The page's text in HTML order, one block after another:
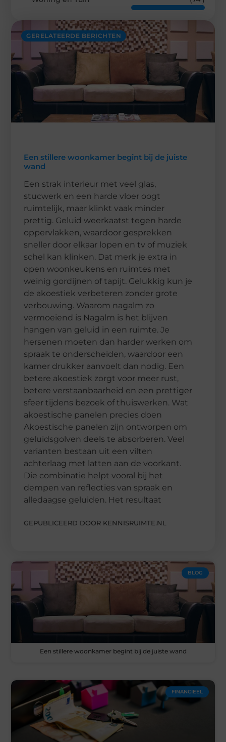
GERELATEERDE BERICHTEN
Een stillere woonkamer begint bij de juiste
wand
Een strak interieur met veel glas,
stucwerk en een harde vloer oogt
ruimtelijk, maar klinkt vaak minder
prettig. Geluid weerkaatst tegen harde
oppervlakken, waardoor gesprekken
sneller door elkaar lopen en tv of muziek
schel kan klinken. Dat merk je extra in
open woonkeukens en ruimtes met
weinig gordijnen of tapijt. Gelukkig kun je
de akoestiek verbeteren zonder grote
verbouwing. Waarom nagalm zo
vermoeiend is Nagalm is het blijven
hangen van geluid in een ruimte. Je
hersenen moeten dan harder werken om
spraak te onderscheiden, waardoor een
kamer drukker aanvoelt dan nodig. Een
betere akoestiek zorgt voor meer rust,
betere verstaanbaarheid en een prettiger
sfeer tijdens bezoek of thuiswerken. Wat
akoestische panelen precies doen
Akoestische panelen zijn ontworpen om
geluidsgolven deels te absorberen. Veel
varianten bestaan uit een vilten
achterlaag met latten aan de voorkant.
Die combinatie helpt vooral bij het
dempen van reflecties van spraak en
alledaagse geluiden. Het resultaat
GEPUBLICEERD DOOR KENNISRUIMTE.NL
BLOG
Een stillere woonkamer begint bij de juiste wand
FINANCIEEL